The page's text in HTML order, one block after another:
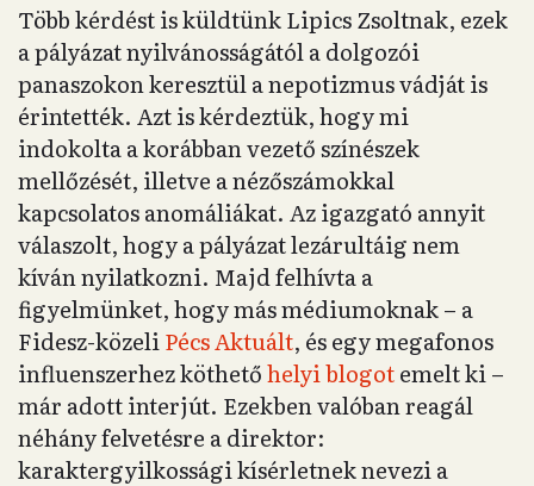
Több kérdést is küldtünk Lipics Zsoltnak, ezek
a pályázat nyilvánosságától a dolgozói
panaszokon keresztül a nepotizmus vádját is
érintették. Azt is kérdeztük, hogy mi
indokolta a korábban vezető színészek
mellőzését, illetve a nézőszámokkal
kapcsolatos anomáliákat. Az igazgató annyit
válaszolt, hogy a pályázat lezárultáig nem
kíván nyilatkozni. Majd felhívta a
figyelmünket, hogy más médiumoknak – a
Fidesz-közeli Pécs Aktuált, és egy megafonos
influenszerhez köthetőhelyi blogotemelt ki –
már adott interjút. Ezekben valóban reagál
néhány felvetésre a direktor:
karaktergyilkossági kísérletnek nevezi a